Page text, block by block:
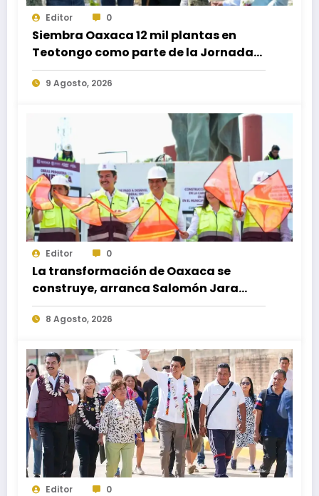
Editor 0
Siembra Oaxaca 12 mil plantas en
Teotongo como parte de la Jornada
Nacional de Reforestación 2026
9 Agosto, 2026
Editor 0
La transformación de Oaxaca se
construye, arranca Salomón Jara
obra del paso a desnivel en la
carretera federal 190 kilómetro 184 +
8 Agosto, 2026
Editor 0